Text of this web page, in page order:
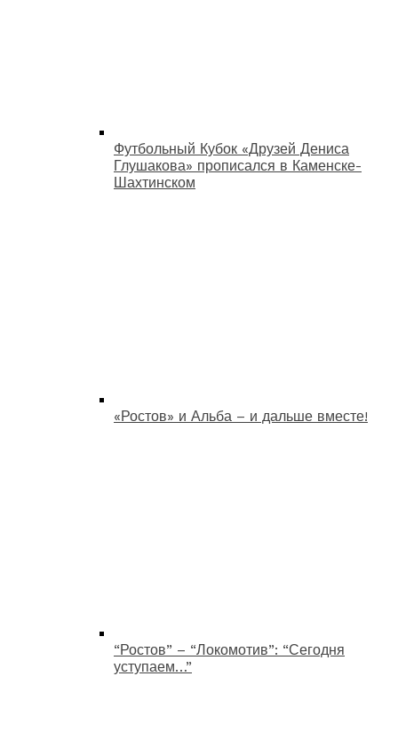
Футбольный Кубок «Друзей Дениса
Глушакова» прописался в Каменске-
Шахтинском
«Ростов» и Альба – и дальше вместе!
“Ростов” – “Локомотив”: “Сегодня
уступаем…”